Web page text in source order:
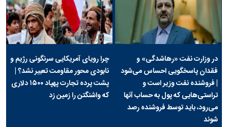
در وزارت نفت «رهاشدگی» و
فقدان پاسخگویی احساس می‌شود
| فروشنده نفت وزیر است و
تراستی‌هایی که پول به حساب آنها
می‌رود، باید توسط فروشنده رصد
شوند
چرا رویای آمریکایی سرنگونی رژیم و
نابودی محور مقاومت تعبیر نشد؟ |
پشت پرده تجارت پهپاد‌ ۱۵۰۰ دلاری
که واشنگتن را زمین زد